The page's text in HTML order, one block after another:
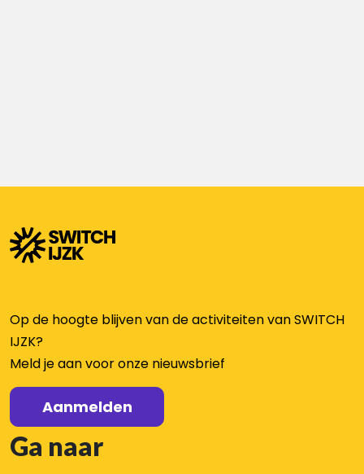
Op de hoogte blijven van de activiteiten van SWITCH
IJZK?
Meld je aan voor onze nieuwsbrief
Aanmelden
Ga naar